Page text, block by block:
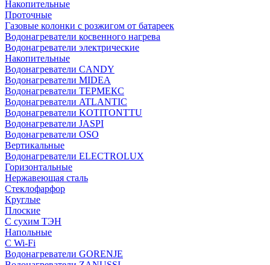
Накопительные
Проточные
Газовые колонки с розжигом от батареек
Водонагреватели косвенного нагрева
Водонагреватели электрические
Накопительные
Водонагреватели CANDY
Водонагреватели MIDEA
Водонагреватели ТЕРМЕКС
Водонагреватели ATLANTIC
Водонагреватели KOTITONTTU
Водонагреватели JASPI
Водонагреватели OSO
Вертикальные
Водонагреватели ELECTROLUX
Горизонтальные
Нержавеющая сталь
Стеклофарфор
Круглые
Плоские
С сухим ТЭН
Напольные
С Wi-Fi
Водонагреватели GORENJE